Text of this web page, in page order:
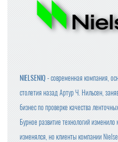
NIELSENIQ - cовременная компания,
столетия назад Артур Ч. Нильсен,
бизнес по проверке качества
Бурное развитие технологий
изменялся, но клиенты компании